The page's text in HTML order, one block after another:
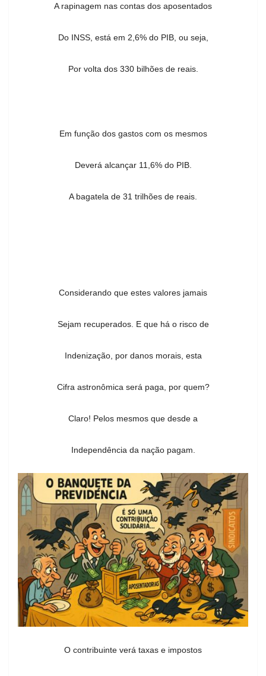
A rapinagem nas contas dos aposentados
Do INSS, está em 2,6% do PIB, ou seja,
Por volta dos 330 bilhões de reais.
Em função dos gastos com os mesmos
Deverá alcançar 11,6% do PIB.
A bagatela de 31 trilhões de reais.
Considerando que estes valores jamais
Sejam recuperados. E que há o risco de
Indenização, por danos morais, esta
Cifra astronômica será paga, por quem?
Claro! Pelos mesmos que desde a
Independência da nação pagam.
O contribuinte verá taxas e impostos